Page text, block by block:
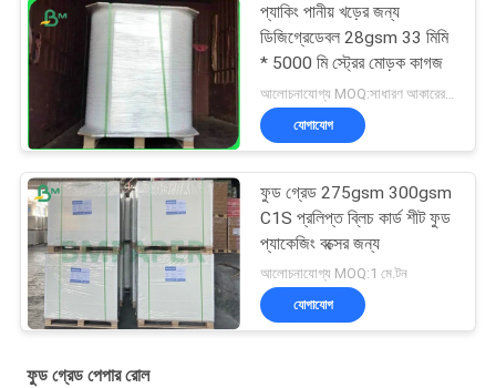
প্যাকিং পানীয় খড়ের জন্য
ডিজিগ্রেডেবল 28gsm 33 মিমি
* 5000 মি স্ট্রের মোড়ক কাগজ
যোগাযোগ
ফুড গ্রেড 275gsm 300gsm
C1S প্রলিপ্ত ব্লিচ কার্ড শীট ফুড
প্যাকেজিং বক্সের জন্য
আলোচনাযোগ্য MOQ:1 মে.টন
যোগাযোগ
ফুড গ্রেড পেপার রোল